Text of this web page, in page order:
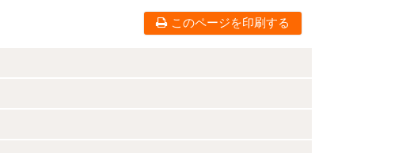
このページを印刷する